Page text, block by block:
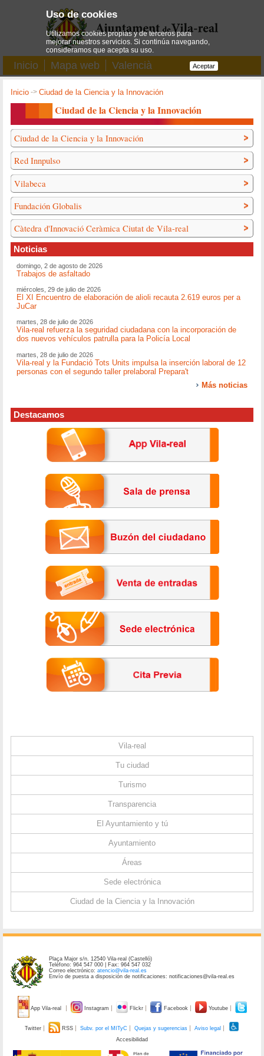
Inicio Mapa web Valencià
Inicio ->Ciudad de la Ciencia y la Innovación
Ciudad de la Ciencia y la Innovación
Ciudad de la Ciencia y la Innovación
Red Innpulso
Vilabeca
Fundación Globalis
Càtedra d'Innovació Ceràmica Ciutat de Vila-real
Noticias
domingo, 2 de agosto de 2026
Trabajos de asfaltado
miércoles, 29 de julio de 2026
El XI Encuentro de elaboración de alioli recauta 2.619 euros per a
JuCar
martes, 28 de julio de 2026
Vila-real refuerza la seguridad ciudadana con la incorporación de
dos nuevos vehículos patrulla para la Policía Local
martes, 28 de julio de 2026
Vila-real y la Fundació Tots Units impulsa la inserción laboral de 12
personas con el segundo taller prelaboral Prepara't
Más noticias
Destacamos
Vila-real
Tu ciudad
Turismo
Transparencia
El Ayuntamiento y tú
Ayuntamiento
Áreas
Sede electrónica
Ciudad de la Ciencia y la Innovación
Plaça Major s/n. 12540 Vila-real (Castelló)
Teléfono: 964 547 000 | Fax: 964 547 032
Correo electrónico:atencio@vila-real.es
Envío de puesta a disposición de notificaciones: notificaciones@vila-real.es
App Vila-real Instagram Flickr Facebook Youtube
Twitter RSS Subv. por el MITyC Quejas y sugerencias
Aviso legal
Accesibilidad
Uso de cookies
Utilizamos cookies propias y de terceros para
mejorar nuestros servicios. Si continúa navegando,
consideramos que acepta su uso.
Aceptar